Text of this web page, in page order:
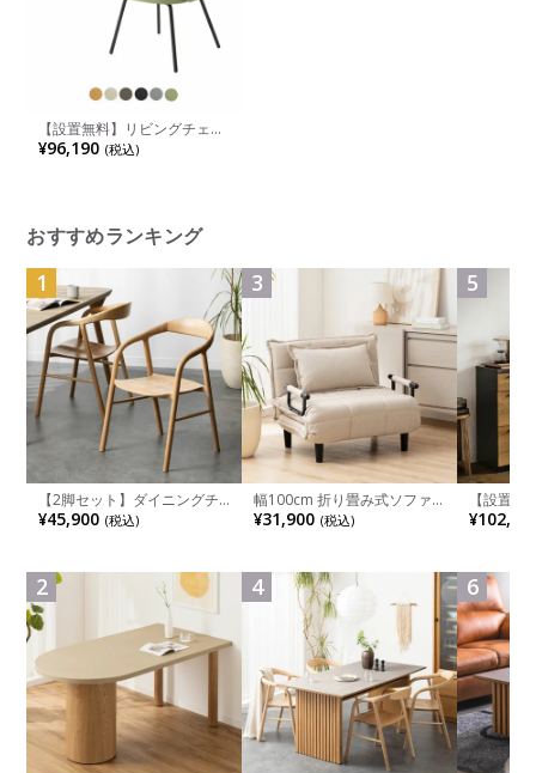
【設置無料】リビングチェア
コーデ COODE ラウンジチェ
ア 4本脚タイプ 張りぐるみ肘
¥96,190 (税込)
おすすめランキング
1
【2脚セット】ダイニングチ
ェア 木製 LUGA 肘付き チェ
ア 天然木 リビング椅子 板座
ュラル ブラウン 完成品
¥45,900 (税込)
2
3
幅100cm 折り畳み式ソファ
ベッド コンパクト リクライ
ニング カウチスタイル 省ス
¥31,900 (税込)
4
5
【設置
チンカウ
板 引き出
れ ウッデ
ル グレー
6